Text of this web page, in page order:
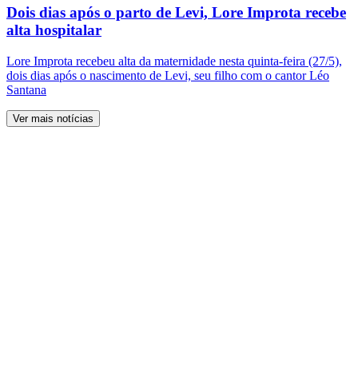
Dois dias após o parto de Levi, Lore Improta recebe
alta hospitalar
Lore Improta recebeu alta da maternidade nesta quinta-feira (27/5),
dois dias após o nascimento de Levi, seu filho com o cantor Léo
Santana
Ver mais notícias